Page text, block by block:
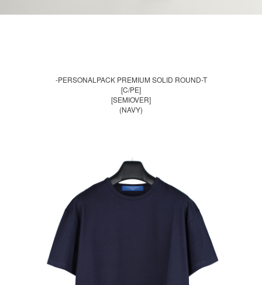
-PERSONALPACK PREMIUM SOLID ROUND-T
[C/PE]
[SEMIOVER]
(NAVY)